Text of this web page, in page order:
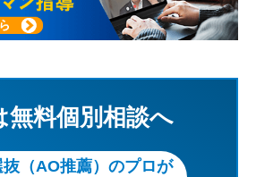
無料個別相談へ
（AO推薦）のプロが